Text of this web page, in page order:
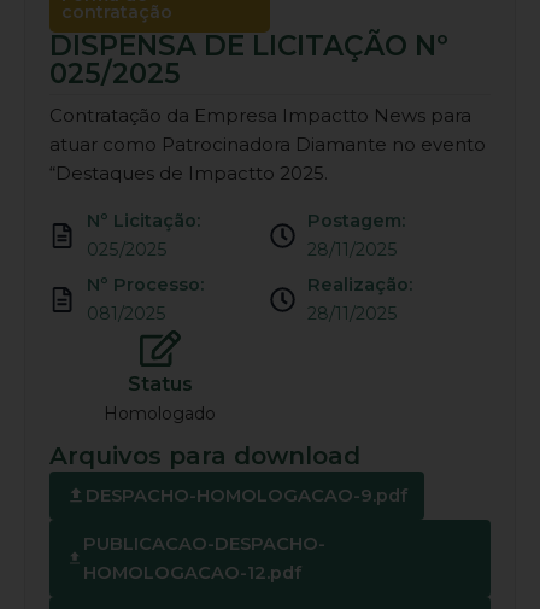
contratação
DISPENSA DE LICITAÇÃO Nº
025/2025
Contratação da Empresa Impactto News para
atuar como Patrocinadora Diamante no evento
“Destaques de Impactto 2025.
Nº Licitação:
025/2025
Nº Processo:
081/2025
Postagem:
28/11/2025
Realização:
28/11/2025
Status
Homologado
Arquivos para download
DESPACHO-HOMOLOGACAO-9.pdf
PUBLICACAO-DESPACHO-
HOMOLOGACAO-12.pdf